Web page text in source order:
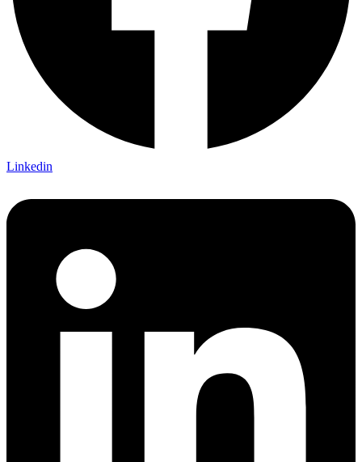
Linkedin